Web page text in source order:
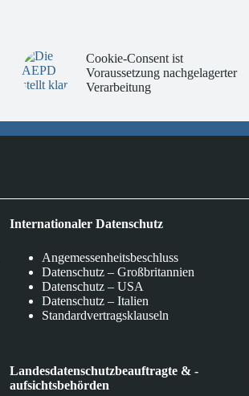
Cookie-Consent ist
Voraussetzung nachgelagerter
Verarbeitung
Internationaler Datenschutz
Angemessenheitsbeschluss
Datenschutz – Großbritannien
Datenschutz – USA
Datenschutz – Italien
Standardvertragsklauseln
Landesdatenschutzbeauftragte & -
aufsichtsbehörden